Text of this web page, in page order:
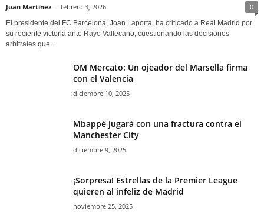
Juan Martinez - febrero 3, 2026 0
El presidente del FC Barcelona, Joan Laporta, ha criticado a Real Madrid por
su reciente victoria ante Rayo Vallecano, cuestionando las decisiones
arbitrales que...
OM Mercato: Un ojeador del Marsella firma
con el Valencia
diciembre 10, 2025
Mbappé jugará con una fractura contra el
Manchester City
diciembre 9, 2025
¡Sorpresa! Estrellas de la Premier League
quieren al infeliz de Madrid
noviembre 25, 2025